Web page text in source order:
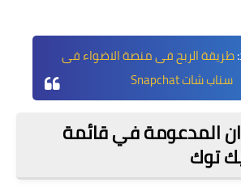
طريقة الربح فى منصة الاضواء فى
سناب شات Snapchat
المدعومة في قائمة
توك